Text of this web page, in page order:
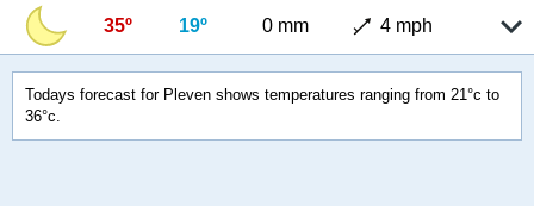
35º 19º 0 mm 4 mph
Todays forecast for Pleven shows temperatures ranging from 21°c to
36°c.